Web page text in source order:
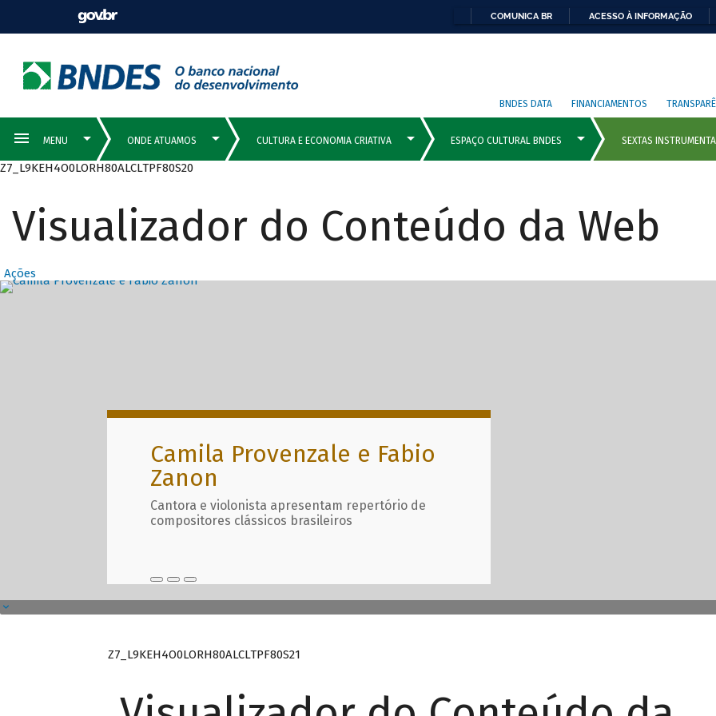
COMUNICA BR ACESSO À INFORMAÇÃO
BNDES DATA FINANCIAMENTOS
Z7_L9KEH4O0LORH80ALCLTPF80S20
Visualizador do Conteúdo da Web
Ações
Destaques Principais com
Camila Provenzale e Fabio
Zanon
Cantora e violonista apresentam repertório de
compositores clássicos brasileiros
Z7_L9KEH4O0LORH80ALCLTPF80S21